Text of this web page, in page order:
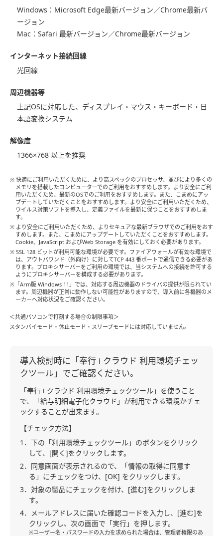
Windows：Microsoft Edge最新バージョン／Chrome最新バ
ージョン
Mac：Safari 最新バージョン／Chrome最新バージョン
インターネット接続回線
光回線
周辺機器等
上記OSに対応した、ディスプレイ・マウス・キーボード・日
本語変換システム
解像度
1366×768 以上を推奨
※ 快適にご利用いただくために、より高スペックのプロセッサ、並びにより多くの
メモリを搭載したコンピューターでのご利用をおすすめします。より安全にご利
用いただくため、最新のOSでのご利用をおすすめします。また、こまめにアッ
プデートしていただくことをおすすめします。より安全にご利用いただくため、
ウイルス対策ソフトを導⼊し、定義ファイルを最新に保つことをおすすめしま
す。
※ より安全にご利用いただくため、よりセキュアな最新ブラウザでのご利用をおす
すめします。また、こまめにアップデートしていただくことをおすすめします。
Cookie、JavaScript およびWeb Storage を有効にしておく必要があります。
※ SSL 128 ビットが利用可能な環境が必要です。ファイアウォールが有効な環境で
は、アウトバウンド（外向け）に対してTCP 443 番ポートで通信できる必要があ
ります。プロキシサーバーをご利用の環境では、当システムへの接続を許可する
ようにプロキシサーバーを構成する必要があります。
※「Arm版 Windows 11」では、対応する周辺機器のドライバの提供が限られてい
ます。周辺機器が正常に動作しない可能性がありますので、導入前に各機器のメ
ーカーへ対応状況をご確認ください。
＜共通パソコンで打刻する場合の制限事項＞
スタンバイモード・休止モード・スリープモードには対応していません。
導入検討時に「奉行 i クラウド 利用環境チェッ
クツール」でご確認ください。
「奉行 i クラウド 利用環境チェックツール」を使うこと
で、「給与明細電子化クラウド」が利用できる環境かチェ
ックすることが出来ます。
【チェック方法】
1．下の「利用環境チェックツール」のボタンをクリック
して、[開く]をクリックします。
2．同意画面が表示されるので、「情報の取得に同意す
る」にチェックをつけ、[OK] をクリックします。
3．対象の製品にチェックを付け、[進む]をクリックしま
す。
4．メールアドレスに届いた確認コードを入力し、[進む]を
クリックし、次の画面で「実行」を押します。
※ユーザー名・パスワードの入力を求められた場合は、管理者権限のあ